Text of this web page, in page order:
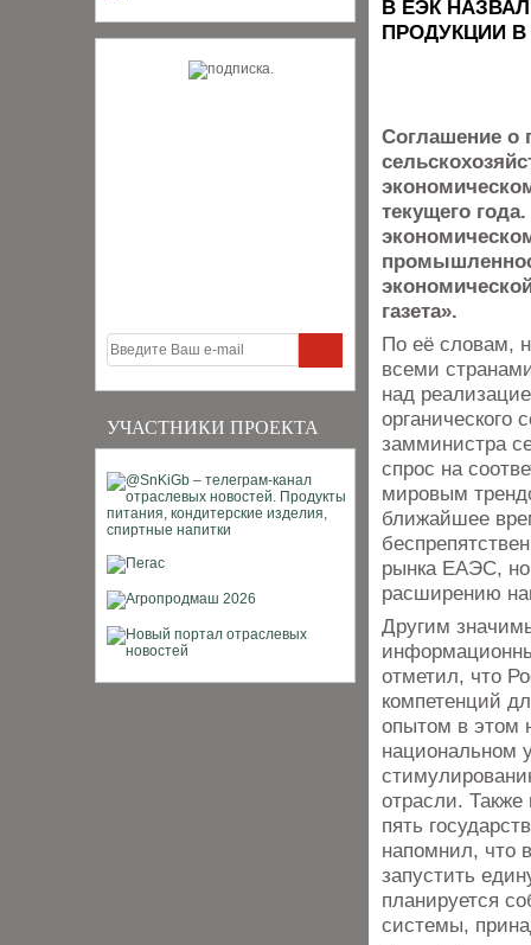
УЧАСТНИКИ ПРОЕКТА
В ЕЭК
ПРОДУКЦИИ
Соглашение о
текущего
газета».
По её словам,
всеми
над
органического
замминистра
спрос на
мировым
ближайшее
рынка ЕАЭС,
расширению
Другим
отметил, что
компетенций
опытом в этом
национальном
отрасли. Также
пять
напомнил, что
запустить
планируется
системы,